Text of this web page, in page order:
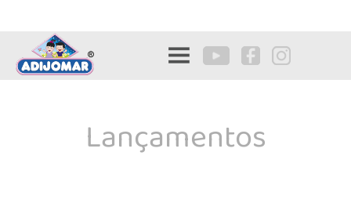
Lançamentos